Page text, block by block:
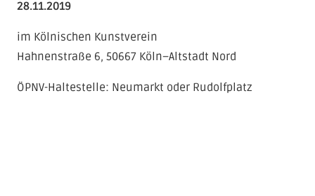
28.11.2019
im Kölnischen Kunstverein
Hahnenstraße 6, 50667 Köln–Altstadt Nord
ÖPNV-Haltestelle: Neumarkt oder Rudolfplatz